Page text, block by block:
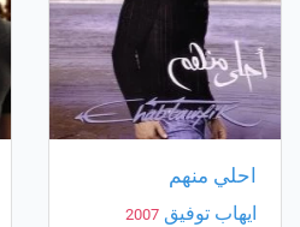
احلي منهم
ايهاب توفيق 2007